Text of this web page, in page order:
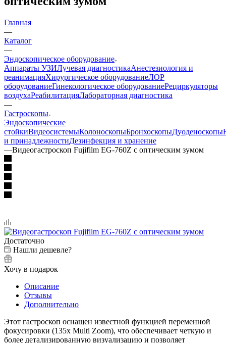
Главная
—
Каталог
—
Эндоскопическое оборудование
Аппараты УЗИЛучевая диагностикаАнестезиология и
реанимацияХирургическое оборудованиеЛОР
оборудованиеГинекологическое оборудованиеРециркуляторы
воздухаРеабилитацияЛабораторная диагностика
—
Гастроскопы
Эндоскопические
стойкиВидеосистемыКолоноскопыБронхоскопыДуоденоскопы
и принадлежностиДезинфекция и хранение
—Видеогастроскоп Fujifilm EG-760Z с оптическим зумом
Достаточно
Нашли дешевле?
Хочу в подарок
Описание
Отзывы
Дополнительно
Этот гастроскоп оснащен известной функцией переменной
фокусировки (135x Multi Zoom), что обеспечивает четкую и
более детализированную визуализацию и позволяет